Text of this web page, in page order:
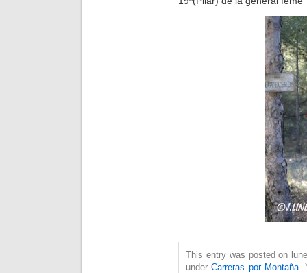
This entry was posted on
underCarreras por Montaña.